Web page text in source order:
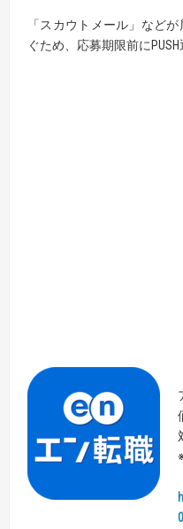
「スカウトメール」など
ぐため、応募期限前に